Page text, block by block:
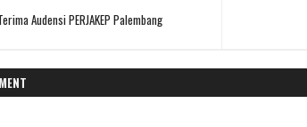
Audensi PERJAKEP Palembang